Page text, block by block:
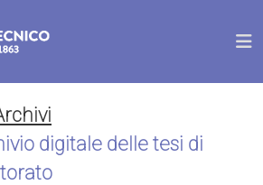
digitale delle tesi di